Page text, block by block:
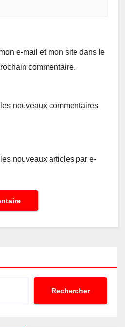
e-mail et mon site dans le
commentaire.
nouveaux commentaires
nouveaux articles par e-
Rechercher